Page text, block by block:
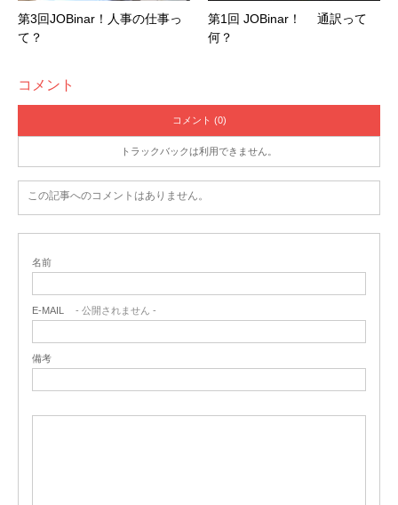
第3回JOBinar！人事の仕事っ
て？
第1回 JOBinar！ 通訳って
何？
コメント
コメント (0)
トラックバックは利用できません。
この記事へのコメントはありません。
名前
E-MAIL - 公開されません -
備考